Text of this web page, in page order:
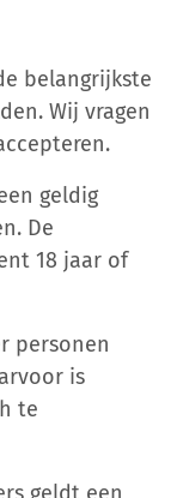
belangrijkste
Wij vragen
geldig
De
18 jaar of
personen
is
te